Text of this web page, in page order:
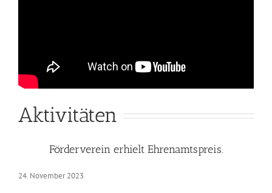
Aktivitäten
Förderverein erhielt Ehrenamtspreis.
24. November 2023